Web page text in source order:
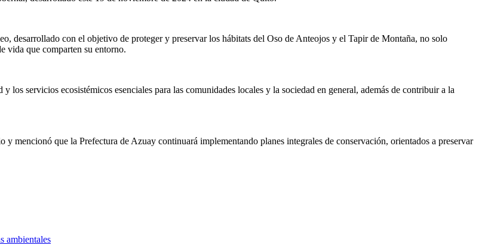
desarrollado con el objetivo de proteger y preservar los hábitats del Oso de Anteojos y el Tapir de Montaña, no solo
vida que comparten su entorno.
los servicios ecosistémicos esenciales para las comunidades locales y la sociedad en general, además de contribuir a la
mencionó que la Prefectura de Azuay continuará implementando planes integrales de conservación, orientados a preservar
ambientales